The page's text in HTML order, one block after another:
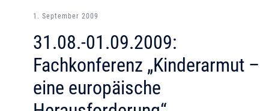
1. September 2009
31.08.-01.09.2009:
Fachkonferenz „Kinderarmut –
eine europäische